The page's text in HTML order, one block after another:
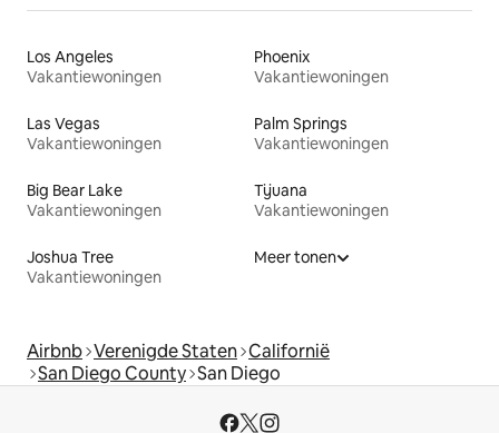
Los Angeles
Vakantiewoningen
Phoenix
Vakantiewoningen
Las Vegas
Vakantiewoningen
Palm Springs
Vakantiewoningen
Big Bear Lake
Vakantiewoningen
Tijuana
Vakantiewoningen
Joshua Tree
Vakantiewoningen
Meer tonen
Airbnb Verenigde Staten Californië
San Diego County San Diego